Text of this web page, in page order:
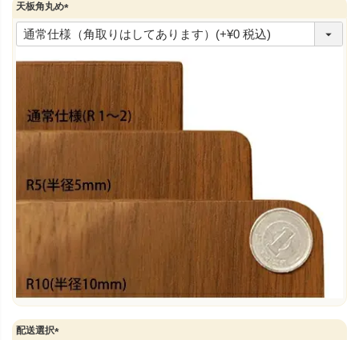
天板角丸め
(
必
)
配送選択